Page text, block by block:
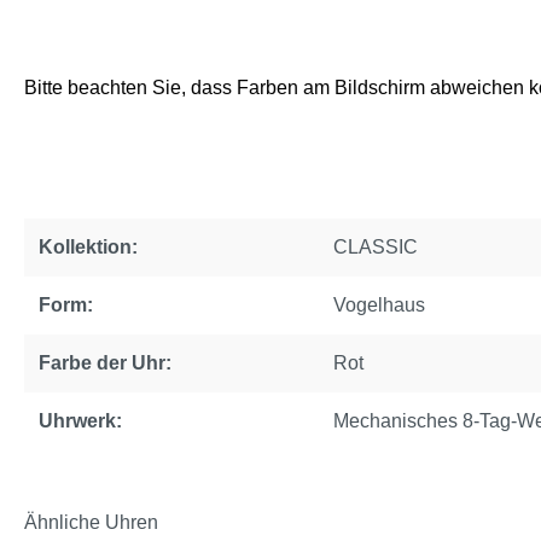
Bitte beachten Sie, dass Farben am Bildschirm abweichen
Kollektion: CLASSIC
Form: Vogelhaus
Farbe der Uhr: Rot
Uhrwerk: Mechanisches 8-Tag-
Ähnliche Uhren